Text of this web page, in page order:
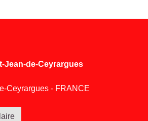
Jean-de-Ceyrargues
Ceyrargues - FRANCE